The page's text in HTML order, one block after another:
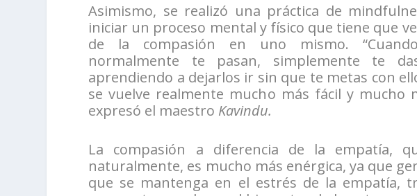
Asimismo, se realizó una práctica de
iniciar un proceso mental y físico que tiene que
de la compasión en uno mismo.
normalmente te pasan, simplemente te
aprendiendo a dejarlos ir sin que te metas con
se vuelve realmente mucho más fácil y mucho
expresó el maestro Kavindu.
La compasión a diferencia de la empatía,
naturalmente, es mucho más enérgica, ya que
que se mantenga en el estrés de la empatía,